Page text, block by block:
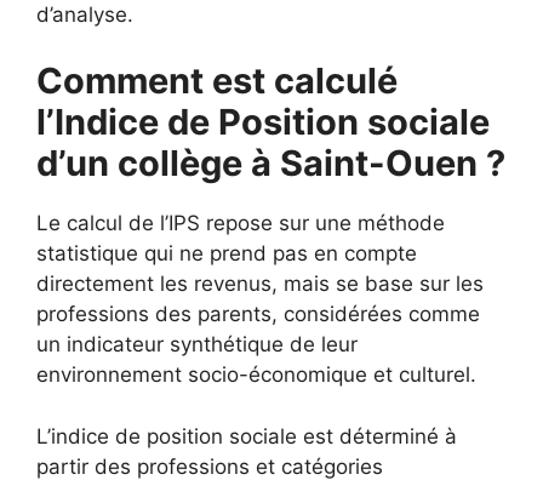
d’analyse.
Comment est calculé
l’Indice de Position sociale
d’un collège à Saint-Ouen ?
Le calcul de l’IPS repose sur une méthode
statistique qui ne prend pas en compte
directement les revenus, mais se base sur les
professions des parents, considérées comme
un indicateur synthétique de leur
environnement socio-économique et culturel.
L’indice de position sociale est déterminé à
partir des professions et catégories